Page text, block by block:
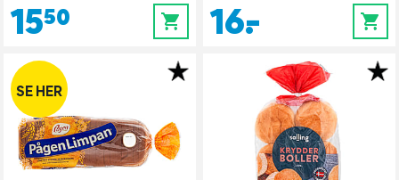
15,50 0 16,- 0
SE HER